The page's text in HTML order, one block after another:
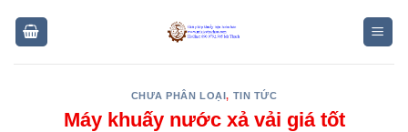
CHƯA PHÂN LOẠI, TIN TỨC
Máy khuấy nước xả vải giá tốt